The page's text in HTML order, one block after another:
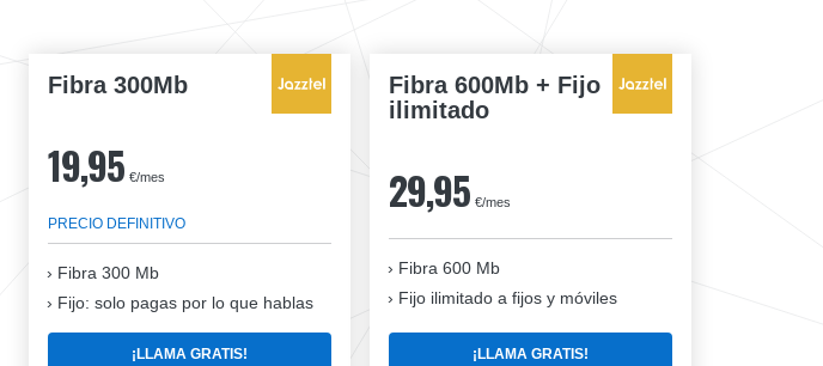
Fibra 300Mb
19,95 €/mes
PRECIO DEFINITIVO
Fibra 300 Mb
Fijo: solo pagas por lo que hablas
¡LLAMA GRATIS!
Fibra 600Mb + Fijo
ilimitado
29,95 €/mes
Fibra 600 Mb
Fijo ilimitado a fijos y móviles
¡LLAMA GRATIS!